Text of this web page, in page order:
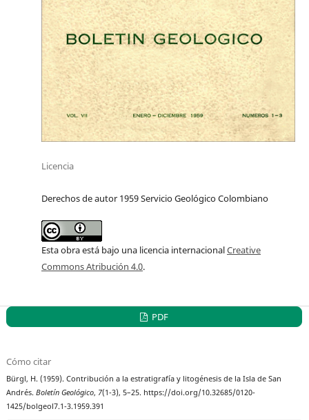
Licencia
Derechos de autor 1959 Servicio Geológico Colombiano
Esta obra está bajo una licencia internacionalCreative
Commons Atribución 4.0.
PDF
Cómo citar
Bürgl, H. (1959). Contribución a la estratigrafía y litogénesis de la Isla de San
Andrés.Boletín Geológico, 7(1-3), 5–25. https://doi.org/10.32685/0120-
1425/bolgeol7.1-3.1959.391